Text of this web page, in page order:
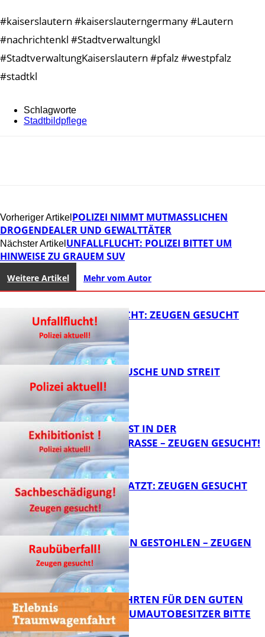
#kaiserslautern #kaiserslauterngermany #Lautern
#nachrichtenkl #Stadtverwaltungkl
#StadtverwaltungKaiserslautern #pfalz #westpfalz
#stadtkl
Schlagworte
Stadtbildpflege
Vorheriger Artikel POLIZEI NIMMT MUTMASSLICHEN D
ROGENDEALER UND GEWALTTÄTER
Nächster Artikel UNFALLFLUCHT: POLIZEI BITTET UM
HINWEISE ZU GRAUEM SUV
Weitere Artikel Mehr vom Autor
UNFALLFLUCHT: ZEUGEN GESUCHT
KNALLGERÄUSCHE UND STREIT
EXHIBITIONIST IN DER
VELMANNSTRASSE – ZEUGEN GESUCHT!
AUTO ZERKRATZT: ZEUGEN GESUCHT
FB News
TEURE KETTEN GESTOHLEN – ZEUGEN
GESUCHT!
SPENDENFAHRTEN FÜR DEN GUTEN
ZWECK – TRAUMAUTOBESITZER BITTE
MELDEN!